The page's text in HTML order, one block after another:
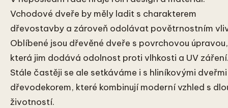
Vchodové dveře by měly ladit s charakterem
dřevostavby a zároveň odolávat povětrnostním
Oblíbené jsou dřevěné dveře s povrchovou úpravou,
která jim dodává odolnost proti vlhkosti a UV
Stále častěji se ale setkáváme i s hliníkovými
dřevodekorem, které kombinují moderní vzhled s
životností.